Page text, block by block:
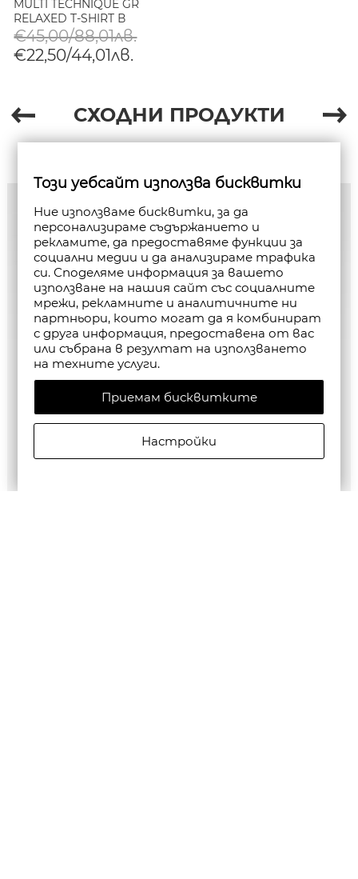
MULTI TECHNIQUE GR
RELAXED T-SHIRT В
WHITE
€45,00/88,01лв.
€22,50/44,01лв.
СХОДНИ ПРОДУКТИ
Този уебсайт използва бисквитки
Ние използваме бисквитки, за да
персонализираме съдържанието и
рекламите, да предоставяме функции за
социални медии и да анализираме трафика
си. Споделяме информация за вашето
използване на нашия сайт със социалните
мрежи, рекламните и аналитичните ни
партньори, които могат да я комбинират
с друга информация, предоставена от вас
или събрана в резултат на използването
на техните услуги.
Приемам бисквитките
Настройки